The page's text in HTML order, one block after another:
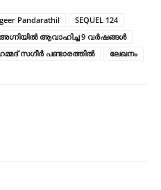
Pandarathil
SEQUEL 124
ആവാഹിച്ച 9 വർഷങ്ങൾ
സഗീർ പണ്ടാരത്തിൽ ലേഖനം